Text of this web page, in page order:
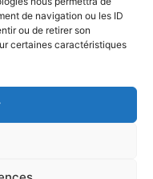
de navigation ou les ID
ou de retirer son
certaines caractéristiques
#JEUX